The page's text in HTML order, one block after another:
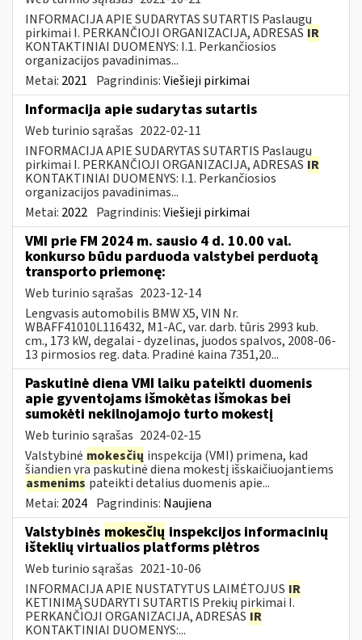
INFORMACIJA APIE SUDARYTAS SUTARTIS Paslaugų
pirkimai I. PERKANČIOJI ORGANIZACIJA, ADRESAS IR
KONTAKTINIAI DUOMENYS: I.1. Perkančiosios
organizacijos pavadinimas...
Metai: 2021 Pagrindinis:Viešieji pirkimai
Informacija apie sudarytas sutartis
Web turinio sąrašas 2022-02-11
INFORMACIJA APIE SUDARYTAS SUTARTIS Paslaugų
pirkimai I. PERKANČIOJI ORGANIZACIJA, ADRESAS IR
KONTAKTINIAI DUOMENYS: I.1. Perkančiosios
organizacijos pavadinimas...
Metai: 2022 Pagrindinis:Viešieji pirkimai
VMI prie FM 2024 m. sausio 4 d. 10.00 val.
konkurso būdu parduoda valstybei perduotą
transporto priemonę:
Web turinio sąrašas 2023-12-14
Lengvasis automobilis BMW X5, VIN Nr.
WBAFF41010L116432, M1-AC, var. darb. tūris 2993 kub.
cm., 173 kW, degalai - dyzelinas, juodos spalvos, 2008-06-
13 pirmosios reg. data. Pradinė kaina 7351,20...
Paskutinė diena VMI laiku pateikti duomenis
apie gyventojams išmokėtas išmokas bei
sumokėti nekilnojamojo turto mokestį
Web turinio sąrašas 2024-02-15
Valstybinė mokesčių inspekcija (VMI) primena, kad
šiandien yra paskutinė diena mokestį išskaičiuojantiems
asmenims pateikti detalius duomenis apie...
Metai: 2024 Pagrindinis: Naujiena
Valstybinės mokesčių inspekcijos informacinių
išteklių virtualios platforms plėtros
Web turinio sąrašas 2021-10-06
INFORMACIJA APIE NUSTATYTUS LAIMĖTOJUS IR
KETINIMĄ SUDARYTI SUTARTIS Prekių pirkimai I.
PERKANČIOJI ORGANIZACIJA, ADRESAS IR
KONTAKTINIAI DUOMENYS:...